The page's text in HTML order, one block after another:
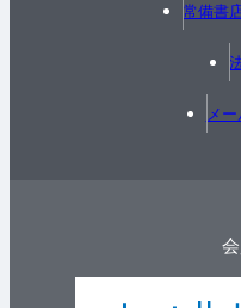
常備書
メ